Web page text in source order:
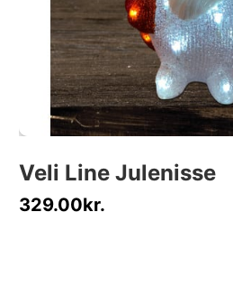
Veli Line Julenisse
329.00kr.